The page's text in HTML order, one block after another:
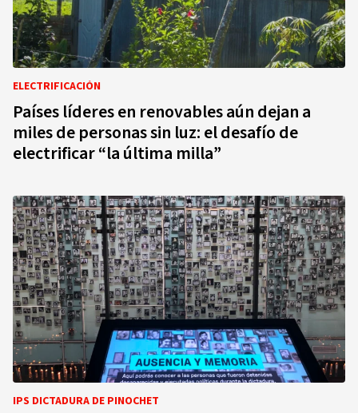
ELECTRIFICACIÓN
Países líderes en renovables aún dejan a
miles de personas sin luz: el desafío de
electrificar “la última milla”
IPS DICTADURA DE PINOCHET